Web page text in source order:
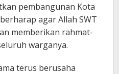
pembangunan Kota
agar Allah SWT
memberikan rahmat-
warganya.
terus berusaha